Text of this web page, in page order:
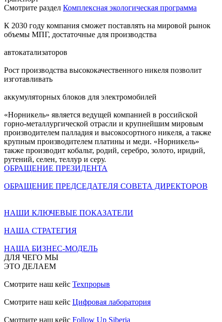
Смотрите раздел Комплексная экологическая программа
К 2030 году компания сможет поставлять на мировой рынок
объемы МПГ, достаточные для производства
автокатализаторов
Рост производства высококачественного никеля позволит
изготавливать
аккумуляторных блоков для электромобилей
«Норникель» является ведущей компанией в российской
горно-металлургической отрасли и крупнейшим мировым
производителем палладия и высокосортного никеля, а также
крупным производителем платины и меди. «Норникель»
также производит кобальт, родий, серебро, золото, иридий,
рутений, селен, теллур и серу.
ОБРАЩЕНИЕ ПРЕЗИДЕНТА
ОБРАЩЕНИЕ ПРЕДСЕДАТЕЛЯ СОВЕТА ДИРЕКТОРОВ
НАШИ КЛЮЧЕВЫЕ ПОКАЗАТЕЛИ
НАША СТРАТЕГИЯ
НАША БИЗНЕС-МОДЕЛЬ
ДЛЯ ЧЕГО МЫ
ЭТО ДЕЛАЕМ
Смотрите наш кейс Техпрорыв
Смотрите наш кейс Цифровая лаборатория
Смотрите наш кейс Follow Up Siberia